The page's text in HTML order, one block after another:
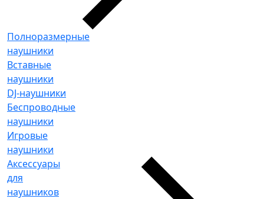
Полноразмерные
наушники
Вставные
наушники
DJ-наушники
Беспроводные
наушники
Игровые
наушники
Аксессуары
для
наушников